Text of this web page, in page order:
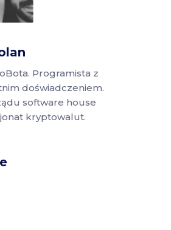
Programista z
doświadczeniem.
software house
kryptowalut.